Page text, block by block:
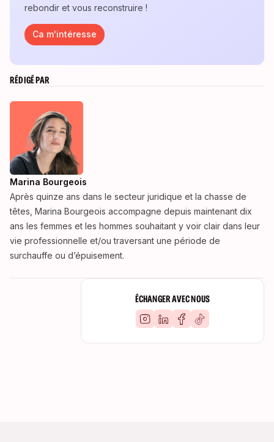
ÉCHANGER AVEC NOUS
rebondir et vous reconstruire !
Ca m'intéresse
RÉDIGÉ PAR
Marina Bourgeois
Après quinze ans dans le secteur juridique et la chasse de
têtes, Marina Bourgeois accompagne depuis maintenant dix
ans les femmes et les hommes souhaitant y voir clair dans leur
vie professionnelle et/ou traversant une période de
surchauffe ou d’épuisement.